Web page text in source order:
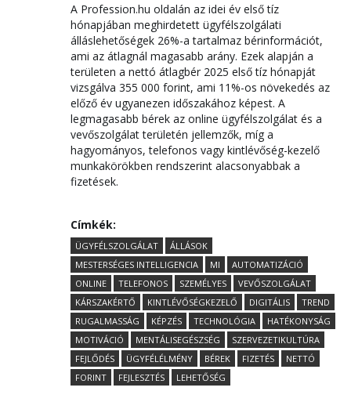
A Profession.hu oldalán az idei év első tíz
hónapjában meghirdetett ügyfélszolgálati
álláslehetőségek 26%-a tartalmaz bérinformációt,
ami az átlagnál magasabb arány. Ezek alapján a
területen a nettó átlagbér 2025 első tíz hónapját
vizsgálva 355 000 forint, ami 11%-os növekedés az
előző év ugyanezen időszakához képest. A
legmagasabb bérek az online ügyfélszolgálat és a
vevőszolgálat területén jellemzők, míg a
hagyományos, telefonos vagy kintlévőség-kezelő
munkakörökben rendszerint alacsonyabbak a
fizetések.
Címkék:
ÜGYFÉLSZOLGÁLAT
ÁLLÁSOK
MESTERSÉGES INTELLIGENCIA
MI
AUTOMATIZÁCIÓ
ONLINE
TELEFONOS SZEMÉLYES
VEVŐSZOLGÁLAT
KÁRSZAKÉRTŐ
KINTLÉVŐSÉGKEZELŐ DIGITÁLIS
TREND
RUGALMASSÁG
KÉPZÉS TECHNOLÓGIA
HATÉKONYSÁG
MOTIVÁCIÓ
MENTÁLISEGÉSZSÉG
SZERVEZETIKULTÚRA
FEJLŐDÉS
ÜGYFÉLÉLMÉNY BÉREK FIZETÉS
NETTÓ
FORINT
FEJLESZTÉS LEHETŐSÉG